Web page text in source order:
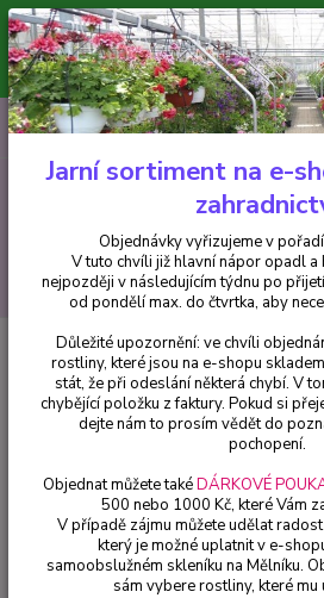
Minimální hodnota pro odeslání z
V tuto chvíli již hlavní nápor objednávek
nejpozději v následujícím týdnu po
vyřizujeme v pořadí, v
CZK
+420 602 223 614
Fuchsie Tom West Fuchsie-
Tom West Fuchsie-
- 1 ks
Jarní sortiment na e-
Objednávky vyřizujeme v
V tuto chvíli již hlavní nápor opadl a
nejpozději v následujícím týdnu po
od pondělí max. do čtvrtka, aby
Důležité upozornění: ve chvíli
rostliny, které jsou na e-shopu
stát, že při odeslání některá chybí. V
chybějící položku z faktury. Pokud si
dejte nám to prosím vědět do
pochopení.
Objednat můžete takéDÁRKOVÉ
500 nebo 1000 Kč, které Vám
V případě zájmu můžete udělat
který je možné uplatnit v e-
samoobslužném skleníku na Mělníku.
sám vybere rostliny, které